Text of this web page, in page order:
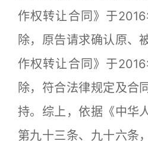
作权转让合同》于
除，原告请求确认原、
作权转让合同》于
除，符合法律规定及合
持。综上，依据《中华
第九十三条、九十六条